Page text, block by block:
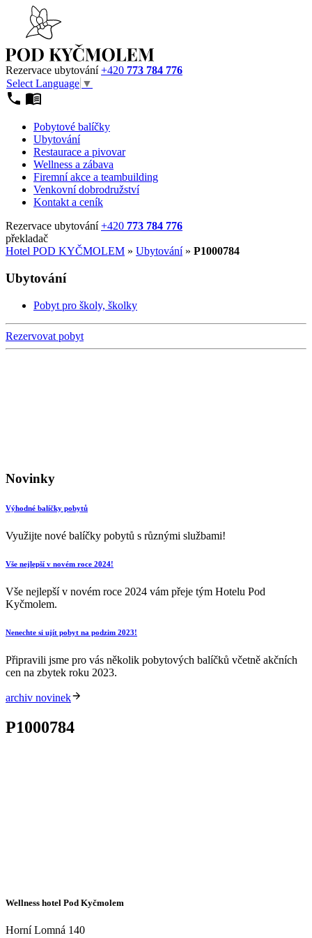
Rezervace ubytování+420 773 784 776
Select Language ▼
Pobytové balíčky
Ubytování
Restaurace a pivovar
Wellness a zábava
Firemní akce a teambuilding
Venkovní dobrodružství
Kontakt a ceník
Rezervace ubytování+420 773 784 776
překladač
Hotel POD KYČMOLEM » Ubytování» P1000784
Ubytování
Pobyt pro školy, školky
Rezervovat pobyt
Novinky
Výhodné balíčky pobytů
Využijte nové balíčky pobytů s různými službami!
Vše nejlepší v novém roce 2024!
Vše nejlepší v novém roce 2024 vám přeje tým Hotelu Pod
Kyčmolem.
Nenechte si ujít pobyt na podzim 2023!
Připravili jsme pro vás několik pobytových balíčků včetně akčních
cen na zbytek roku 2023.
archiv novinek
P1000784
Wellness hotel Pod Kyčmolem
Horní Lomná 140